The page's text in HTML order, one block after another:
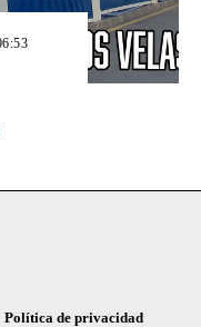
Política de privacidad